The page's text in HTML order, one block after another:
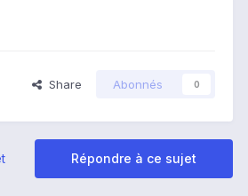
Share Abonnés 0
Répondre à ce sujet